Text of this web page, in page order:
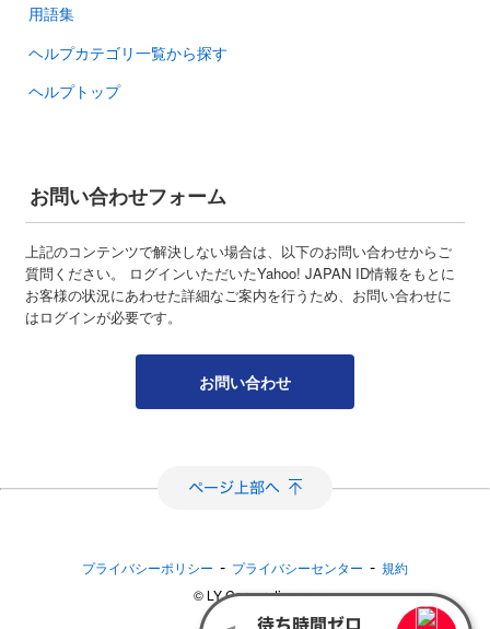
用語集
ヘルプカテゴリ一覧から探す
ヘルプトップ
お問い合わせフォーム
上記のコンテンツで解決しない場合は、以下のお問い合わせからご
質問ください。 ログインいただいたYahoo! JAPAN ID情報をもとに
お客様の状況にあわせた詳細なご案内を行うため、お問い合わせに
はログインが必要です。
お問い合わせ
プライバシーポリシー - プライバシーセンター - 規約
©︎ LY Corporation